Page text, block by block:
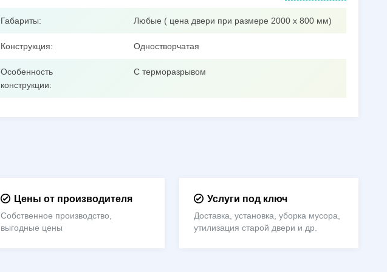
Габариты: Любые ( цена двери при размере 2000 х 800 мм)
Конструкция: Одностворчатая
Особенность
конструкции:
С терморазрывом
Цены от производителя
Собственное производство,
выгодные цены
Услуги под ключ
Доставка, установка, уборка мусора,
утилизация старой двери и др.